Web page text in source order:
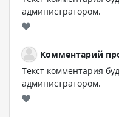
администратором.
Комментарий
Текст комментария
администратором.